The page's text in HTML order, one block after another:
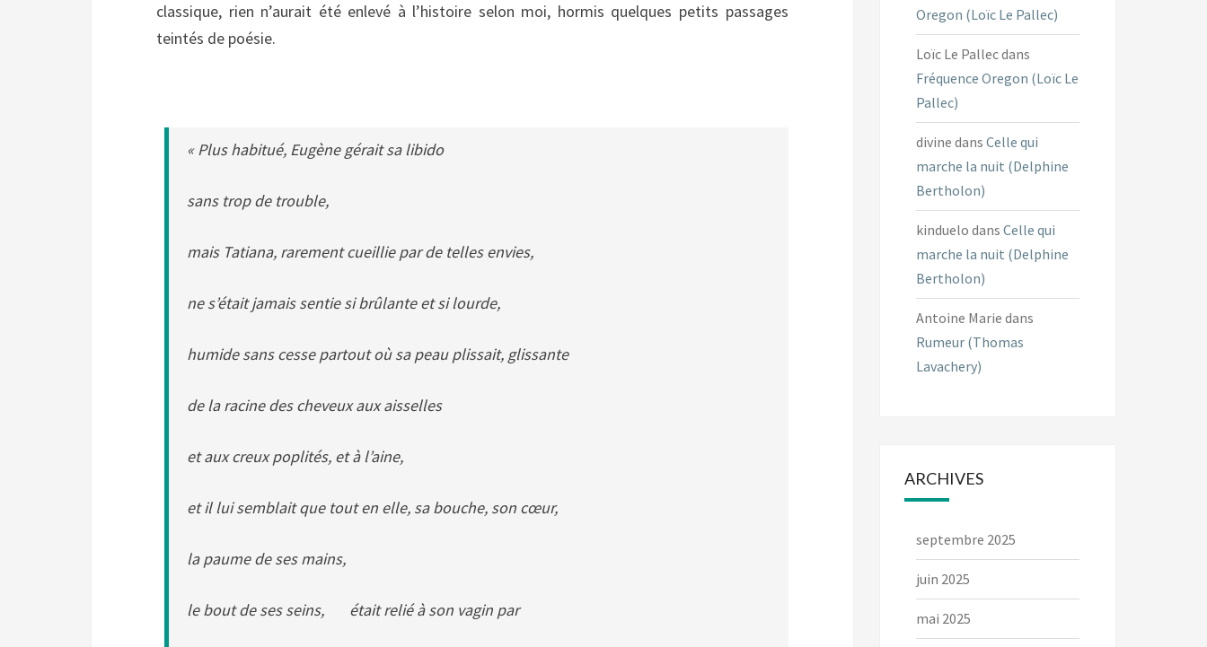
classique, rien n’aurait été enlevé à l’histoire selon moi, hormis quelques petits passages
teintés de poésie.
« Plus habitué, Eugène gérait sa libido
sans trop de trouble,
mais Tatiana, rarement cueillie par de telles envies,
ne s’était jamais sentie si brûlante et si lourde,
humide sans cesse partout où sa peau plissait, glissante
de la racine des cheveux aux aisselles
et aux creux poplités, et à l’aine,
et il lui semblait que tout en elle, sa bouche, son cœur,
la paume de ses mains,
le bout de ses seins, était relié à son vagin par
Oregon (Loïc Le Pallec)
Loïc Le Pallecdans
Fréquence Oregon (Loïc Le
Pallec)
divine dans Celle qui
marche la nuit (Delphine
Bertholon)
kinduelo dans Celle qui
marche la nuit (Delphine
Bertholon)
Antoine Marie dans
Rumeur (Thomas
Lavachery)
ARCHIVES
septembre 2025
juin 2025
mai 2025